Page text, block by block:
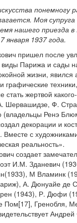
Моя
нашего приезда
7 января 1937 года.
пришел после
Парижа и сады
жизни, явился
стать жертвой
Шервашидзе, Ф.
(владельцы Ренэ
декорации и
Вместе с
реальность».
создает
И.М. Зданевич
М Вламинк
А. Дюнуайе де
(1943), Р. Дюфи
Пом[17], Гренобля,